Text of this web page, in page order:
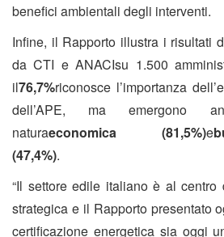
benefici ambientali degli interventi.
Infine, il Rapporto illustra i risultati
da CTI e ANACIsu 1.500
il76,7%riconosce l’importanza
dell’APE, ma emergono
naturaeconomica (81,5%)e
(47,4%).
“Il settore edile italiano è al centro
strategica e il Rapporto presentato
certificazione energetica sia oggi